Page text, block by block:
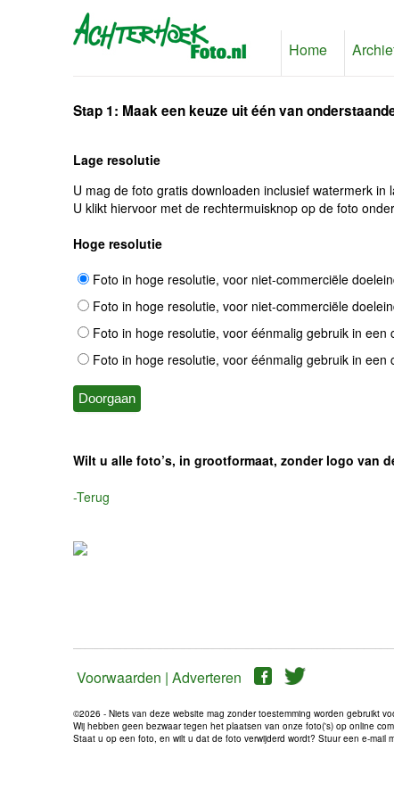
Home
Stap 1: Maak een keuze uit één van
Lage resolutie
U mag de foto gratis downloaden inclusief watermerk in
U klikt hiervoor met de rechtermuisknop op de foto
Hoge resolutie
Foto in hoge resolutie, voor niet-commerciële
Foto in hoge resolutie, voor niet-commerciële
Foto in hoge resolutie, voor éénmalig gebruik in
Foto in hoge resolutie, voor éénmalig gebruik in
Wilt u alle foto’s, in grootformaat, zonder logo van
-Terug
Voorwaarden | Adverteren
©2026 - Niets van deze website mag zonder toestemming worden gebruikt
Wij hebben geen bezwaar tegen het plaatsen van onze foto('s) op online
Staat u op een foto, en wilt u dat de foto verwijderd wordt? Stuur een e-mail